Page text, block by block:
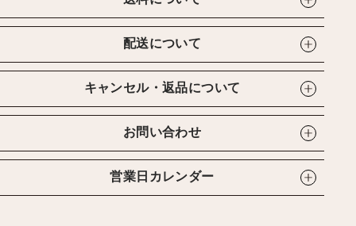
配送について
キャンセル・返品について
お問い合わせ
営業日カレンダー